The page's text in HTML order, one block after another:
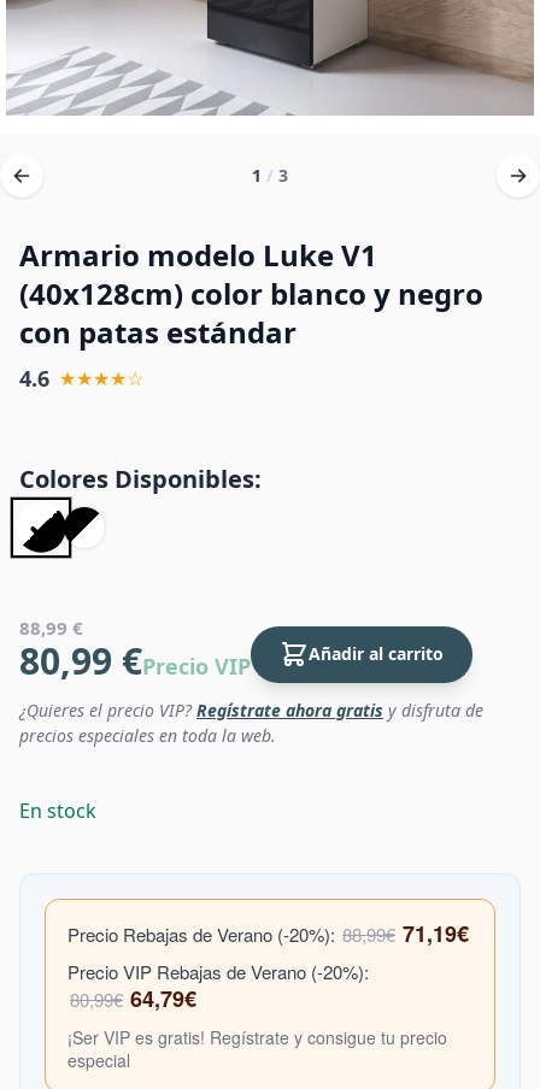
1 / 3
Armario modelo Luke V1
(40x128cm) color blanco y negro
con patas estándar
4.6 ★★★★☆
Colores Disponibles:
88,99 €
80,99 €Precio VIP Añadir al carrito
¿Quieres el precio VIP?Regístrate ahora gratis y disfruta de
precios especiales en toda la web.
En stock
Precio Rebajas de Verano (-20%): 88,99€ 71,19€
Precio VIP Rebajas de Verano (-20%):
80,99€ 64,79€
¡Ser VIP es gratis! Regístrate y consigue tu precio
especial